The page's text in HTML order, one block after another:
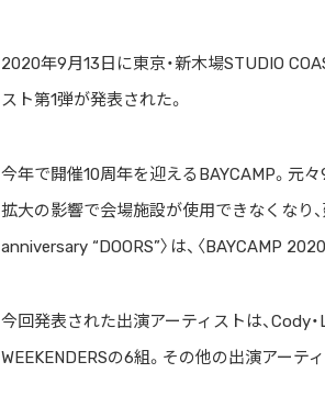
2020年9月13日に東京・新木場STUDIO
スト第1弾が発表された。
今年で開催10周年を迎えるBAYCAMP。元
拡大の影響で会場施設が使用できなくなり
anniversary “DOORS”〉は、〈BAYCAMP
今回発表された出演アーティストは、Cody・
WEEKENDERSの6組。その他の出演アーテ